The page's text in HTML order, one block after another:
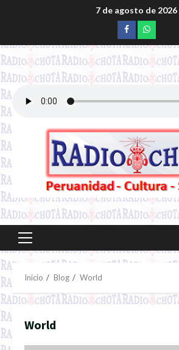
7 de agosto de 2026
Facebookwhatsapp
Menú
principal
Inicio Blog World
World